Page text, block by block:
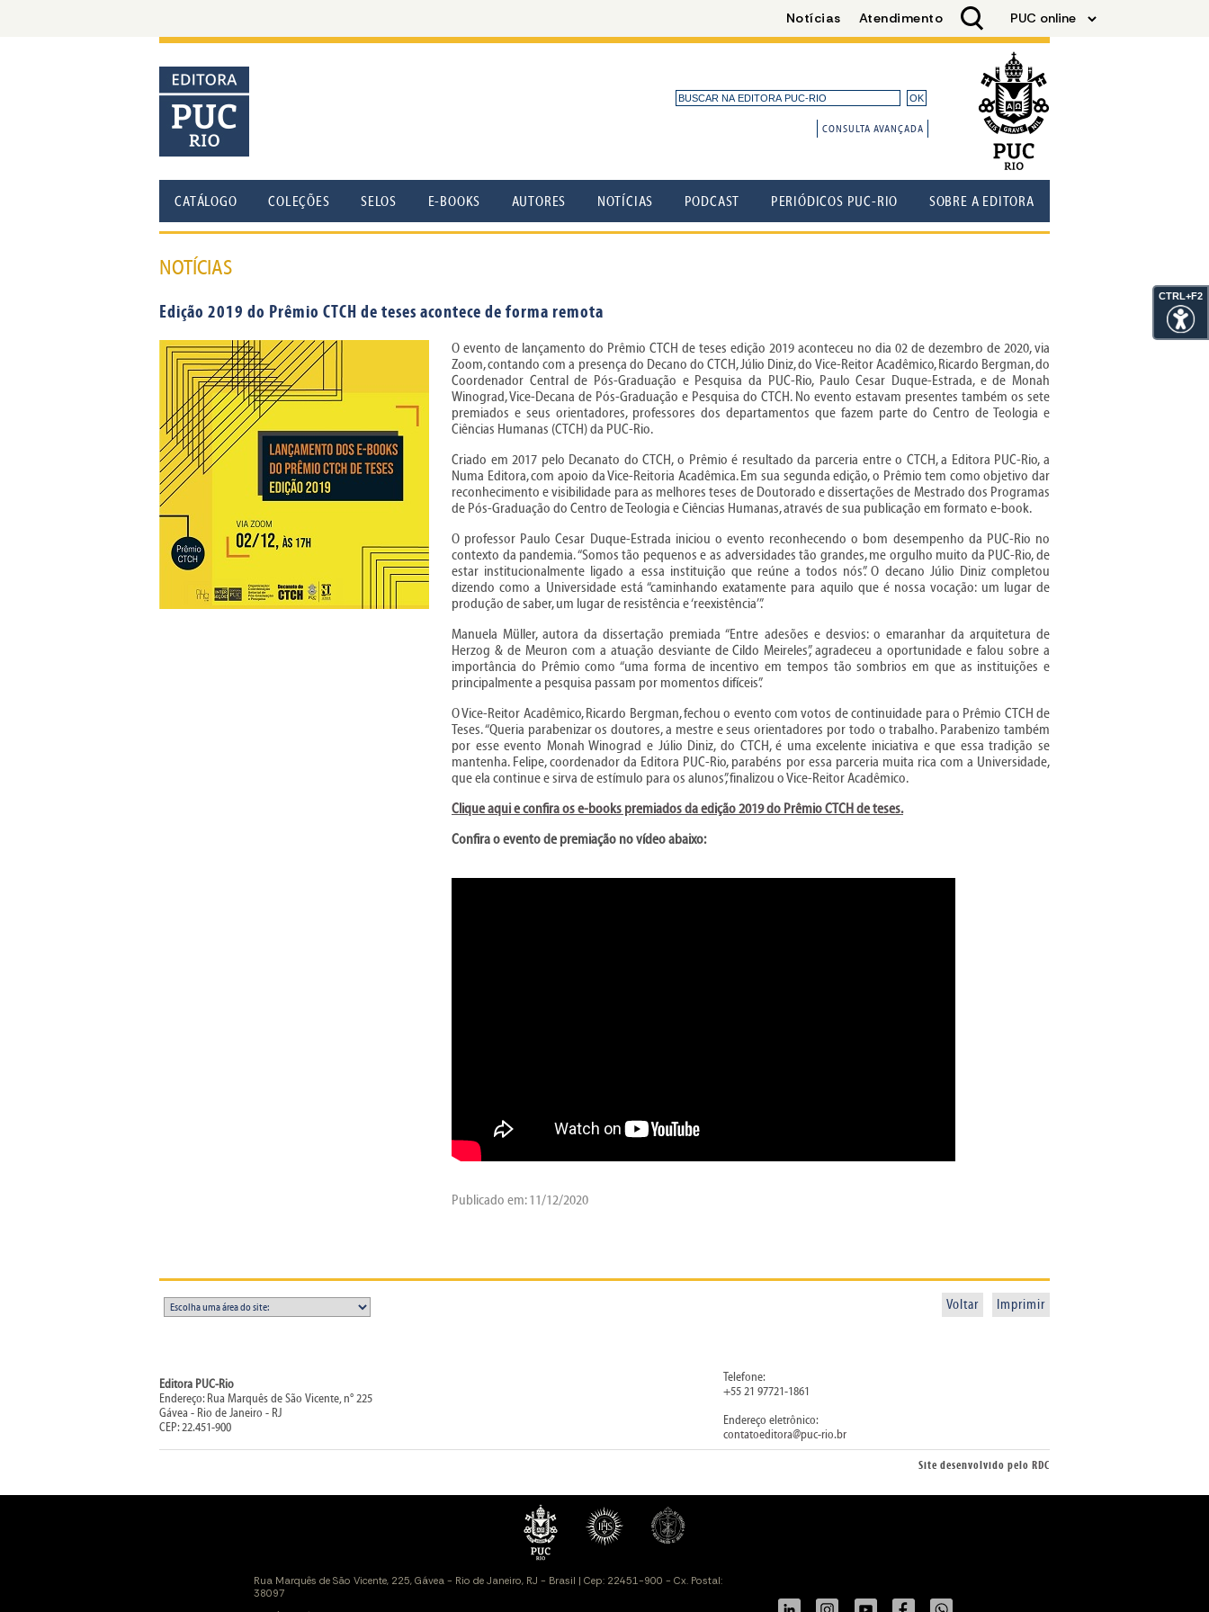
CTRL+F2
CONSULTA AVANÇADA
CATÁLOGO COLEÇÕES SELOS E-BOOKS AUTORES NOTÍCIAS PODCAST PERIÓDICOS PUC-RIO SOBRE A EDITORA
NOTÍCIAS
Edição 2019 do Prêmio CTCH de teses acontece de forma remota
O evento de lançamento do Prêmio CTCH de teses edição 2019 aconteceu no dia 02 de dezembro de 2020, via
Zoom, contando com a presença do Decano do CTCH, Júlio Diniz, do Vice-Reitor Acadêmico, Ricardo Bergman, do
Coordenador Central de Pós-Graduação e Pesquisa da PUC-Rio, Paulo Cesar Duque-Estrada, e de Monah
Winograd, Vice-Decana de Pós-Graduação e Pesquisa do CTCH. No evento estavam presentes também os sete
premiados e seus orientadores, professores dos departamentos que fazem parte do Centro de Teologia e
Ciências Humanas (CTCH) da PUC-Rio.
Criado em 2017 pelo Decanato do CTCH, o Prêmio é resultado da parceria entre o CTCH, a Editora PUC-Rio, a
Numa Editora, com apoio da Vice-Reitoria Acadêmica. Em sua segunda edição, o Prêmio tem como objetivo dar
reconhecimento e visibilidade para as melhores teses de Doutorado e dissertações de Mestrado dos Programas
de Pós-Graduação do Centro de Teologia e Ciências Humanas, através de sua publicação em formato e-book.
O professor Paulo Cesar Duque-Estrada iniciou o evento reconhecendo o bom desempenho da PUC-Rio no
contexto da pandemia. “Somos tão pequenos e as adversidades tão grandes, me orgulho muito da PUC-Rio, de
estar institucionalmente ligado a essa instituição que reúne a todos nós”. O decano Júlio Diniz completou
dizendo como a Universidade está “caminhando exatamente para aquilo que é nossa vocação: um lugar de
produção de saber, um lugar de resistência e ‘reexistência’”.
Manuela Müller, autora da dissertação premiada “Entre adesões e desvios: o emaranhar da arquitetura de
Herzog & de Meuron com a atuação desviante de Cildo Meireles”, agradeceu a oportunidade e falou sobre a
importância do Prêmio como “uma forma de incentivo em tempos tão sombrios em que as instituições e
principalmente a pesquisa passam por momentos difíceis”.
O Vice-Reitor Acadêmico, Ricardo Bergman, fechou o evento com votos de continuidade para o Prêmio CTCH de
Teses. “Queria parabenizar os doutores, a mestre e seus orientadores por todo o trabalho. Parabenizo também
por esse evento Monah Winograd e Júlio Diniz, do CTCH, é uma excelente iniciativa e que essa tradição se
mantenha. Felipe, coordenador da Editora PUC-Rio, parabéns por essa parceria muita rica com a Universidade,
que ela continue e sirva de estímulo para os alunos”, finalizou o Vice-Reitor Acadêmico.
Clique aqui e confira os e-books premiados da edição 2019 do Prêmio CTCH de teses.
Confira o evento de premiação no vídeo abaixo:
Publicado em: 11/12/2020
Imprimir
Voltar
Editora PUC-Rio
Endereço: Rua Marquês de São Vicente, n° 225
Gávea - Rio de Janeiro - RJ
CEP: 22.451-900
Telefone:
+55 21 97721-1861
Endereço eletrônico:
contatoeditora@puc-rio.br
Site desenvolvido pelo RDC